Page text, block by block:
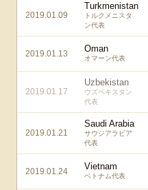
2019.01.09
Turkmenistan
トルクメニスタ
ン代表
2019.01.13 Oman
オマーン代表
2019.01.17
Uzbekistan
ウズベキスタン
代表
2019.01.21
Saudi Arabia
サウジアラビア
代表
2019.01.24 Vietnam
ベトナム代表